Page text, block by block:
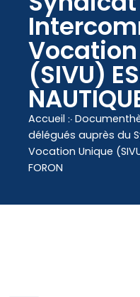
principal
(SIVU)
Accueil ჻
délégués auprès du
Vocation Unique
FORON